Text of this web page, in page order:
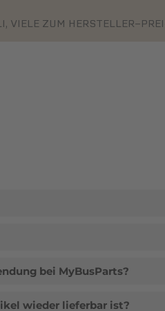
VIELE ZUM HERSTELLER-
bei MyBusParts?
wieder lieferbar ist?